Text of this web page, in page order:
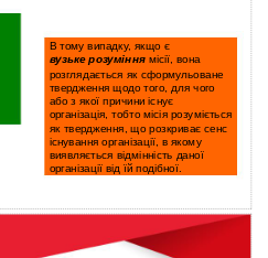
В тому випадку, якщо є
вузьке розуміння місії, вона
розглядається як сформульоване
твердження щодо того, для чого
або з якої причини існує
організація, тобто місія розуміється
як твердження, що розкриває сенс
існування організації, в якому
виявляється відмінність даної
організації від їй подібної.